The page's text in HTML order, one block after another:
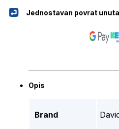
Jednostavan povrat
Opis
Brand